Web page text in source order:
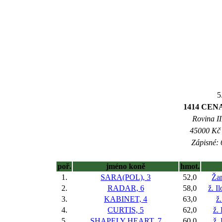
1414
Rovina
45000
Zápisné:
poř. jméno koně
hmot.
1.
SARA(POL), 3 52,0
2.
RADAR, 6 58,0
ž.
3.
KABINET, 4 63,0
4.
CURTIS, 5 62,0
ž.